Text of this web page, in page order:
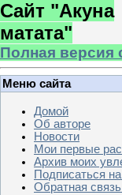
Сайт "Акуна
матата"
Полная версия
Меню сайта
Домой
Об авторе
Новости
Мои первые
Архив моих
Подписаться
Обратная